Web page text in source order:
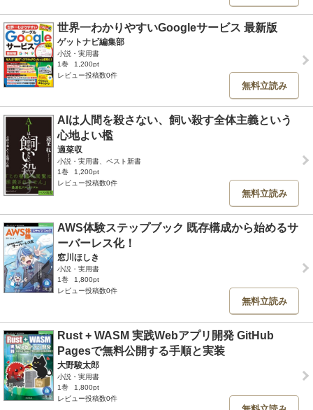
世界一わかりやすいGoogleサービス 最新版
ゲットナビ編集部
小説・実用書
1巻
1,200pt
レビュー投稿数0件
無料立読み
AIは人間を殺さない、飼い殺す全体主義という
心地よい檻
適菜収
小説・実用書、ベスト新書
1巻
1,200pt
レビュー投稿数0件
無料立読み
AWS体験ステップブック 既存構成から始めるサ
ーバーレス化！
窓川ほしき
小説・実用書
1巻
1,800pt
レビュー投稿数0件
無料立読み
Rust + WASM 実践Webアプリ開発 GitHub
Pagesで無料公開する手順と実装
大野駿太郎
小説・実用書
1巻
1,800pt
レビュー投稿数0件